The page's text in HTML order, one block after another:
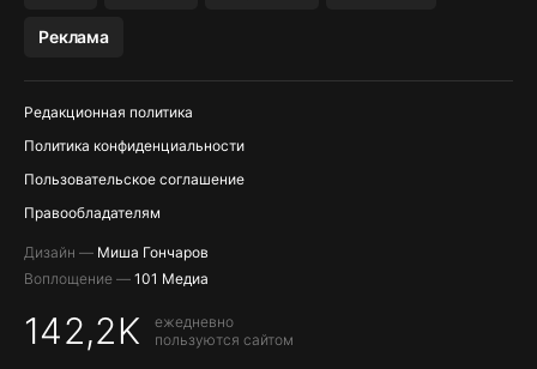
Реклама
Редакционная политика
Политика конфиденциальности
Пользовательское соглашение
Правообладателям
Дизайн — Миша Гончаров
Воплощение — 101 Медиа
142,2K
ежедневно
пользуются сайтом